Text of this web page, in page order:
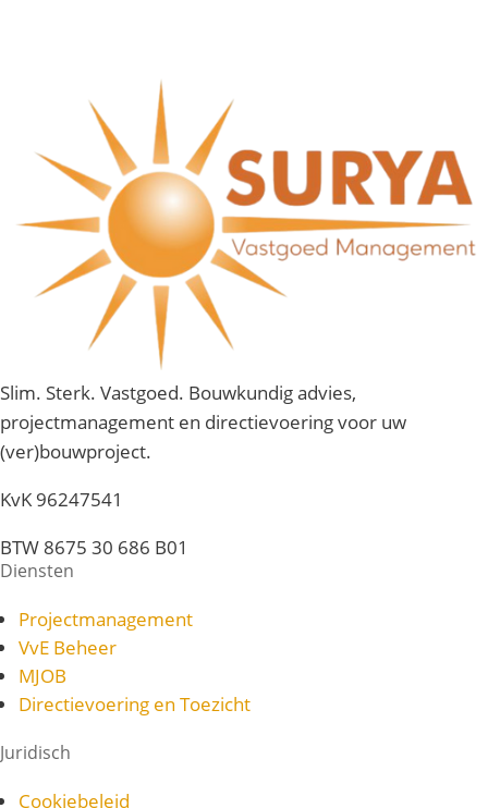
Slim. Sterk. Vastgoed. Bouwkundig advies,
projectmanagement en directievoering voor uw
(ver)bouwproject.
KvK 96247541
BTW 8675 30 686 B01
Diensten
Projectmanagement
VvE Beheer
MJOB
Directievoering en Toezicht
Juridisch
Cookiebeleid